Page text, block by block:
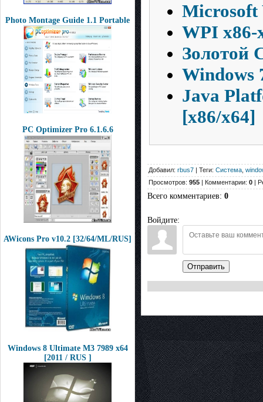
Photo Montage Guide 1.1 Portable
PC Optimizer Pro 6.1.6.6
AWicons Pro v10.2 [32/64/ML/RUS]
Windows 8 Ultimate M3 7989 x64
[2011 / RUS ]
Microsoft
WPI x86-
Золотой
Windows
Java
[x86/x64]
Добавил: rbus7 | Теги: Система
Просмотров: 955 | Комментарии: 0 |
Всего комментариев: 0
Войдите:
Отправить